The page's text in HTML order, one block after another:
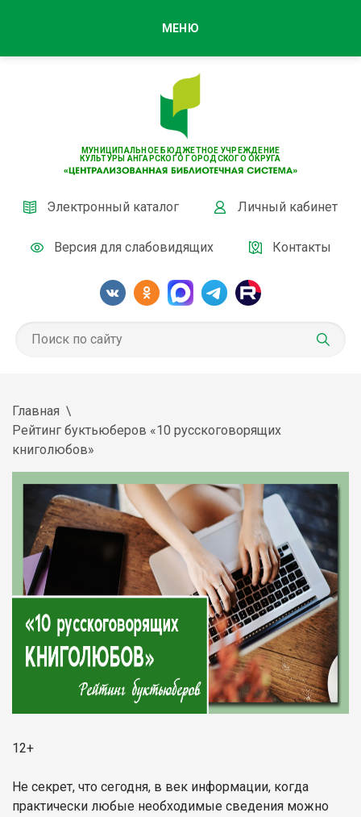
МУНИЦИПАЛЬНОЕ БЮДЖЕТНОЕ УЧРЕЖДЕНИЕ
КУЛЬТУРЫ АНГАРСКОГО ГОРОДСКОГО ОКРУГА
Электронный каталог Личный кабинет
Версия для слабовидящих Контакты
МЕНЮ
Главная
Рейтинг буктьюберов «10 русскоговорящих
книголюбов»
12+
Не секрет, что сегодня, в век информации, когда
практически любые необходимые сведения можно